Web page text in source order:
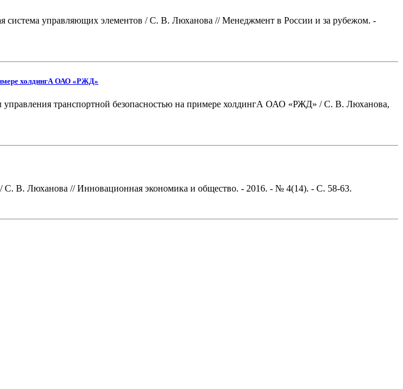
система управляющих элементов / С. В. Люханова // Менеджмент в России и за рубежом. -
холдингА ОАО «РЖД»
транспортной безопасностью на примере холдингА ОАО «РЖД» / С. В. Люханова,
С. В. Люханова // Инновационная экономика и общество. - 2016. - № 4(14). - С. 58-63.